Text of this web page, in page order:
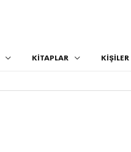
KİTAPLAR KİŞİLER